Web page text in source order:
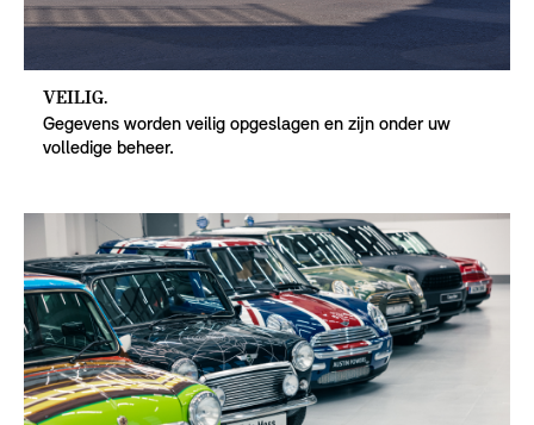
VEILIG.
Gegevens worden veilig opgeslagen en zijn onder uw
volledige beheer.